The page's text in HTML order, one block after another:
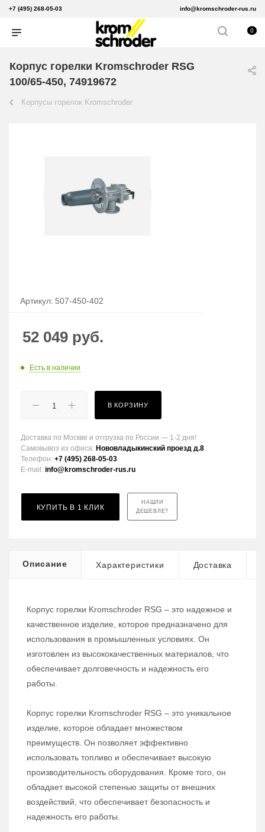
+7 (495) 268-05-03 info@kromschroder-rus.ru
0
Корпус горелки Kromschroder RSG
100/65-450, 74919672
Корпусы горелок Kromschroder
Артикул: 507-450-402
52 049 руб.
Есть в наличии
В КОРЗИНУ
Доставка по Москве и отгрузка по России — 1-2 дня!
Самовывоз из офиса: Нововладыкинский проезд д.8
Телефон: +7 (495) 268-05-03
E-mail: info@kromschroder-rus.ru
КУПИТЬ В 1 КЛИК
НАШЛИ
ДЕШЕВЛЕ?
Описание Характеристики Доставка
Корпус горелки Kromschroder RSG – это надежное и
качественное изделие, которое предназначено для
использования в промышленных условиях. Он
изготовлен из высококачественных материалов, что
обеспечивает долговечность и надежность его
работы.
Корпус горелки Kromschroder RSG – это уникальное
изделие, которое обладает множеством
преимуществ. Он позволяет эффективно
использовать топливо и обеспечивает высокую
производительность оборудования. Кроме того, он
обладает высокой степенью защиты от внешних
воздействий, что обеспечивает безопасность и
надежность его работы.